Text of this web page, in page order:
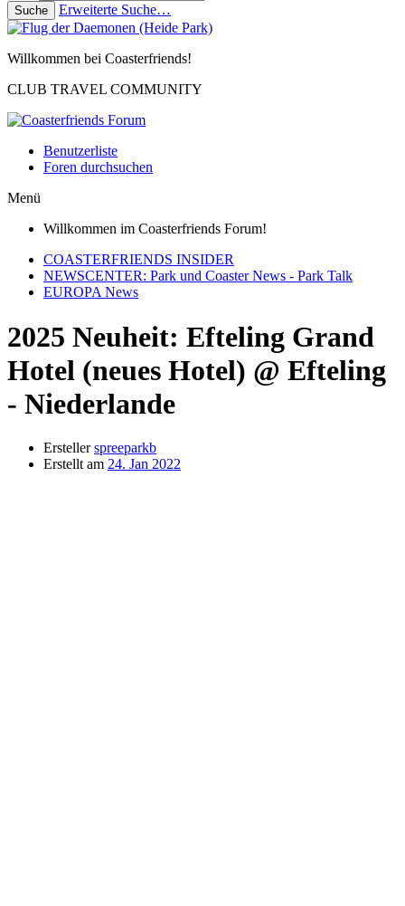
Suche Erweiterte Suche…
Willkommen bei Coasterfriends!
CLUB TRAVEL COMMUNITY
Benutzerliste
Foren durchsuchen
Menü
Willkommen im Coasterfriends Forum!
COASTERFRIENDS INSIDER
NEWSCENTER: Park und Coaster News - Park Talk
EUROPA News
2025 Neuheit: Efteling Grand
Hotel (neues Hotel) @ Efteling
- Niederlande
Ersteller spreeparkb
Erstellt am 24. Jan 2022